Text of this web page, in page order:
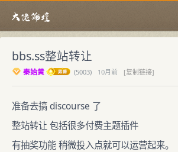
bbs.ss整站转让
秦始黄 (5003) 10月前
[复制链接]
准备去搞 discourse 了
整站转让 包括很多付费主题插件
有抽奖功能 稍微投入点就可以运营起来。